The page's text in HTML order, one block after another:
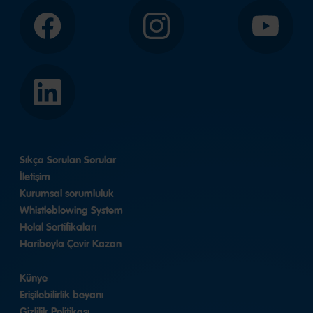
Facebook Instagram YouTube
LinkedIn
Sıkça Sorulan Sorular
İletişim
Kurumsal sorumluluk
Whistleblowing System
Helal Sertifikaları
Hariboyla Çevir Kazan
Künye
Erişilebilirlik beyanı